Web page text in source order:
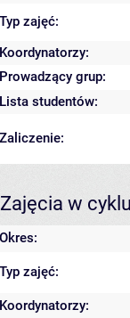
Typ zajęć:
Koordynatorzy:
Prowadzący grup:
Lista studentów:
Zaliczenie:
Zajęcia w
Okres:
Typ zajęć:
Koordynatorzy: